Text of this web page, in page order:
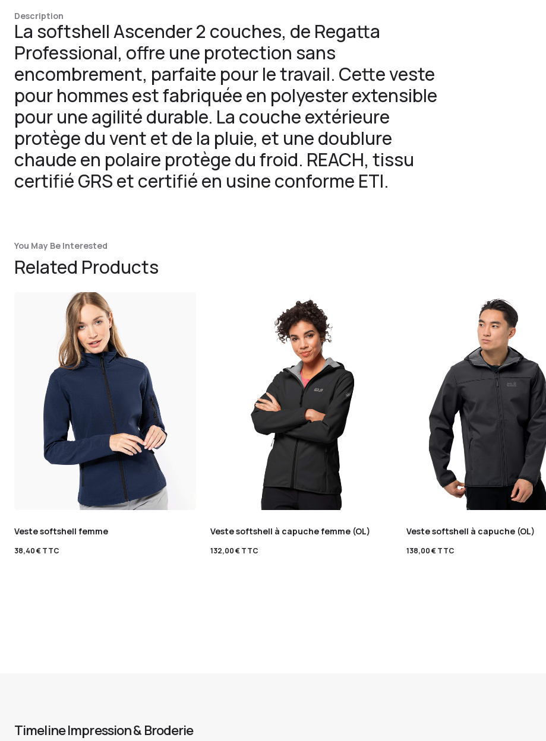
Description
La softshell Ascender 2 couches, de Regatta
Professional, offre une protection sans
encombrement, parfaite pour le travail. Cette veste
pour hommes est fabriquée en polyester extensible
pour une agilité durable. La couche extérieure
protège du vent et de la pluie, et une doublure
chaude en polaire protège du froid. REACH, tissu
certifié GRS et certifié en usine conforme ETI.
You May Be Interested
Related Products
Veste softshell femme
38,40€TTC
Veste softshell à capuche femme (OL)
132,00€TTC
Veste softshell à capuche (OL)
138,00€TTC
Timeline Impression & Broderie